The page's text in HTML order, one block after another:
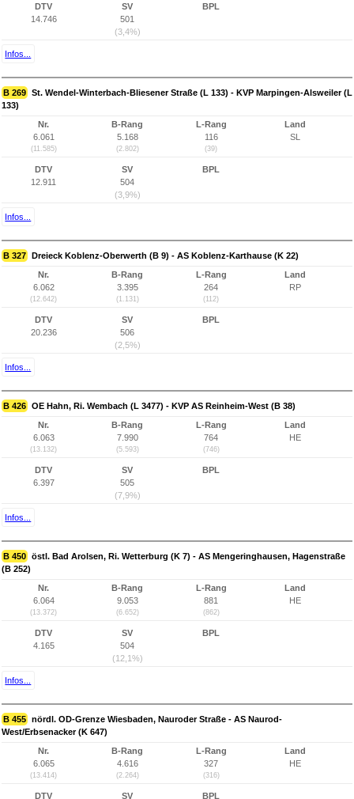
DTV
14.746
SV
501
(3,4%)
BPL
Infos...
B 269 St. Wendel-Winterbach-Bliesener Straße (L 133) - KVP Marpingen-Alsweiler (L
133)
Nr.
6.061
(11.585)
B-Rang
5.168
(2.802)
L-Rang
116
(39)
Land
SL
DTV
12.911
SV
504
(3,9%)
BPL
Infos...
B 327 Dreieck Koblenz-Oberwerth (B 9) - AS Koblenz-Karthause (K 22)
Nr.
6.062
(12.642)
B-Rang
3.395
(1.131)
L-Rang
264
(112)
Land
RP
DTV
20.236
SV
506
(2,5%)
BPL
Infos...
B 426 OE Hahn, Ri. Wembach (L 3477) - KVP AS Reinheim-West (B 38)
Nr.
6.063
(13.132)
B-Rang
7.990
(5.593)
L-Rang
764
(746)
Land
HE
DTV
6.397
SV
505
(7,9%)
BPL
Infos...
B 450 östl. Bad Arolsen, Ri. Wetterburg (K 7) - AS Mengeringhausen, Hagenstraße
(B 252)
Nr.
6.064
(13.372)
B-Rang
9.053
(6.652)
L-Rang
881
(862)
Land
HE
DTV
4.165
SV
504
(12,1%)
BPL
Infos...
B 455 nördl. OD-Grenze Wiesbaden, Nauroder Straße - AS Naurod-
West/Erbsenacker (K 647)
Nr.
6.065
(13.414)
B-Rang
4.616
(2.264)
L-Rang
327
(316)
Land
HE
DTV
SV
BPL